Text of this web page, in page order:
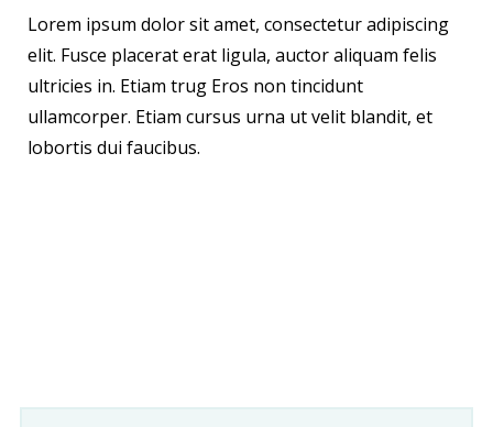
Lorem ipsum dolor sit amet, consectetur adipiscing
elit. Fusce placerat erat ligula, auctor aliquam felis
ultricies in. Etiam trug Eros non tincidunt
ullamcorper. Etiam cursus urna ut velit blandit, et
lobortis dui faucibus.